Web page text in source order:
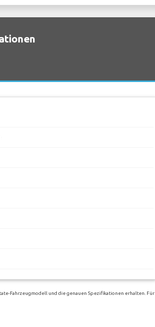
Fahrzeugmodell und die genauen Spezifikationen erhalten. Für